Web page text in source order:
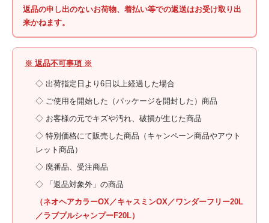
返品の申し出のないお荷物、着払い等での返送はお受け取り出
来かねます。
※ 返品不可事項 ※
◇ 出荷指定日より6日以上経過した場合
◇ ご使用を開始した（パッケージを開封した）商品
◇ お客様の元でキズや汚れ、破損が生じた商品
◇ 特別価格にて販売した商品（キャンペーン商品やアウト
レット商品）
◇ 廃番品、受注商品
◇ 「返品対象外」の商品
（ネオヘアカラーOX／キャスミンOX／ワンダーフリー20L
／ラブプルシャンプーF20L）